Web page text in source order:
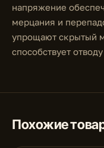
напряжение
мерцания и
упрощают скрытый
способствует
Похожие